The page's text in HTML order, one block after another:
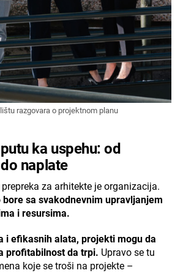
razgovara o projektnom planu
ka uspehu: od
naplate
za arhitekte je organizacija.
sa svakodnevnim upravljanjem
i resursima.
i efikasnih alata, projekti mogu da
profitabilnost da trpi. Upravo se tu
koje se troši na projekte –